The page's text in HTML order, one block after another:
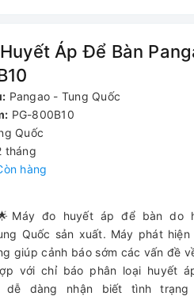
Áp Để Bàn
Pangao - Tung Quốc
PG-800B10
Quốc
tháng
hàng
đo huyết áp để bàn do
Quốc sản xuất. Máy phát hiện
giúp cảnh báo sớm các vấn đề
với chỉ báo phân loại huyết
dễ dàng nhận biết tình trạng